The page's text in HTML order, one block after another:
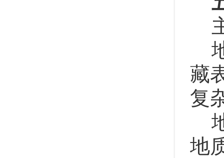
藏
复
地